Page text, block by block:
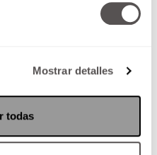
Mostrar detalles
todas